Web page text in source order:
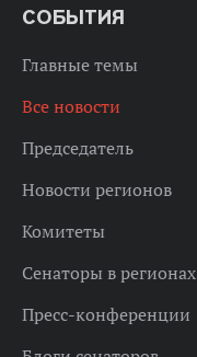
СОБЫТИЯ
Главные темы
Все новости
Председатель
Новости регионов
Комитеты
Сенаторы в регионах
Пресс-конференции